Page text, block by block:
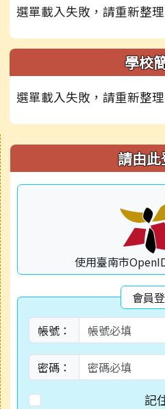
選單載入失敗，請重新整理
學校
選單載入失敗，請重新整理
右邊區域內容 請由
使用臺南市
會員
帳號：
密碼：
記